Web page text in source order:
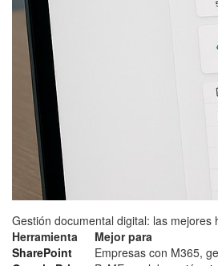
Gestión documental digital: las
Herramienta
Mejor para
SharePoint
Empresas con M365,